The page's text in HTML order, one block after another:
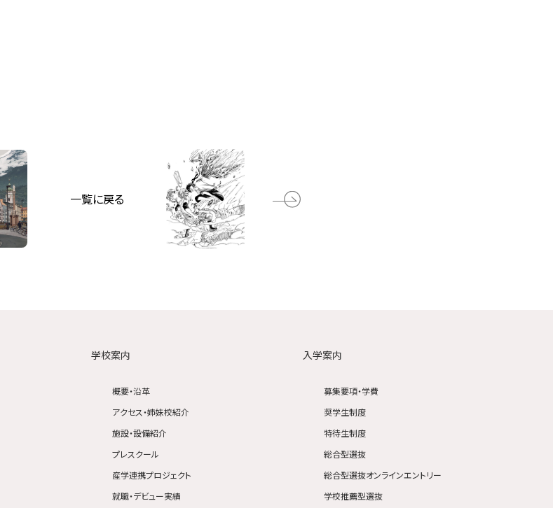
一覧に戻る
学校案内
概要・沿革
アクセス・姉妹校紹介
施設・設備紹介
プレスクール
産学連携プロジェクト
就職・デビュー実績
入学案内
募集要項・学費
奨学生制度
特待生制度
総合型選抜
総合型選抜オンラインエントリー
学校推薦型選抜